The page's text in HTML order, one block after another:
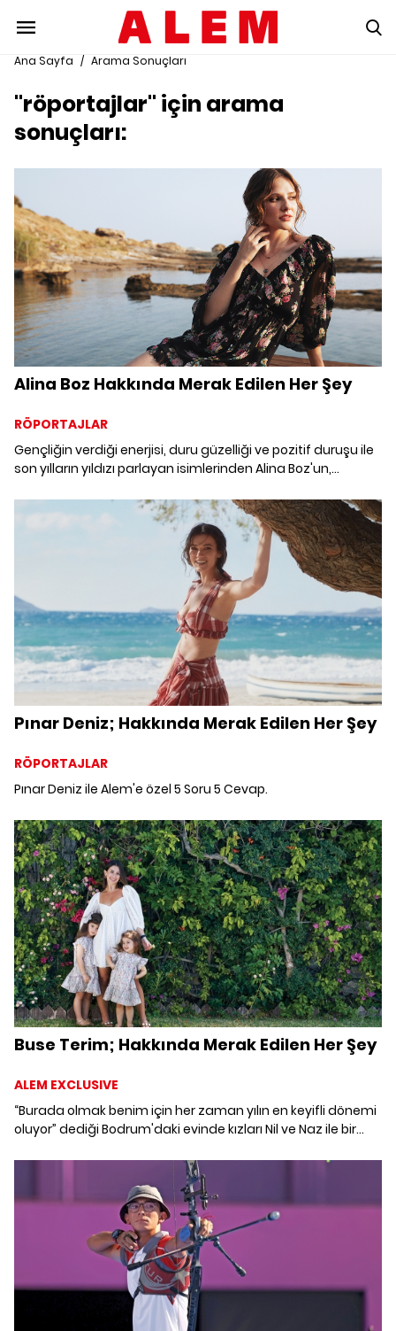
Ana Sayfa / Arama Sonuçları
"röportajlar" için arama
sonuçları:
Alina Boz Hakkında Merak Edilen Her Şey
RÖPORTAJLAR
Gençliğin verdiği enerjisi, duru güzelliği ve pozitif duruşu ile
son yılların yıldızı parlayan isimlerinden Alina Boz'un,
baş başa bırakıyoruz.
Pınar Deniz; Hakkında Merak Edilen Her Şey
RÖPORTAJLAR
Pınar Deniz ile Alem'e özel 5 Soru 5 Cevap.
Buse Terim; Hakkında Merak Edilen Her Şey
ALEM EXCLUSIVE
“Burada olmak benim için her zaman yılın en keyifli dönemi
oluyor” dediği Bodrum'daki evinde kızları Nil ve Naz ile bir
sorduk.